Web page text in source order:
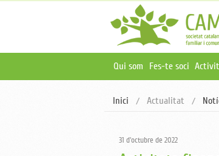
Qui som Fes-te soci
Inici Actualitat
31 d'octubre de 2022